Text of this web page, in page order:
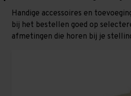
Handige accessoires en
bij het bestellen goed op
afmetingen die horen bij je